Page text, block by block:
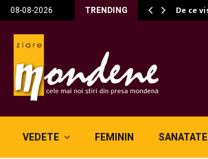
08-08-2026 TRENDING De ce
VEDETE FEMININ SANATATE